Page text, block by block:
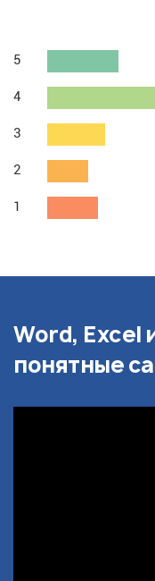
5
4
3
2
1
Word, Excel
понятные